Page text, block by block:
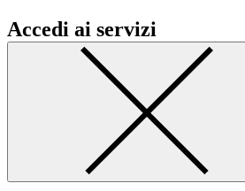
Accedi ai servizi